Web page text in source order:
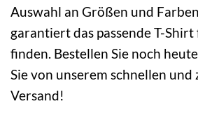
Auswahl an Größen und
garantiert das passende T-
finden. Bestellen Sie noch
Sie von unserem schnellen und
Versand!